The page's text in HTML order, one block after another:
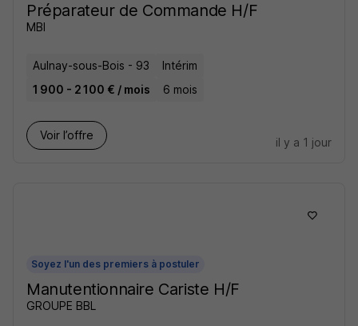
Préparateur de Commande H/F
MBI
Aulnay-sous-Bois - 93
Intérim
1 900 - 2 100 € / mois
6 mois
Voir l’offre
il y a 1 jour
Soyez l'un des premiers à postuler
Manutentionnaire Cariste H/F
GROUPE BBL